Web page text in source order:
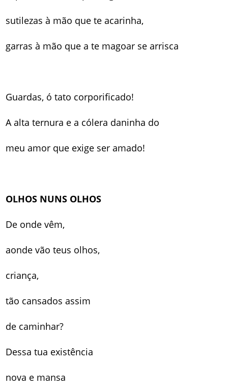
sutilezas à mão que te acarinha,
garras à mão que a te magoar se arrisca
Guardas, ó tato corporificado!
A alta ternura e a cólera daninha do
meu amor que exige ser amado!
OLHOS NUNS OLHOS
De onde vêm,
aonde vão teus olhos,
criança,
tão cansados assim
de caminhar?
Dessa tua existência
nova e mansa